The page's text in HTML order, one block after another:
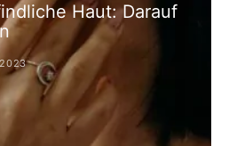
Haut: Darauf
2023